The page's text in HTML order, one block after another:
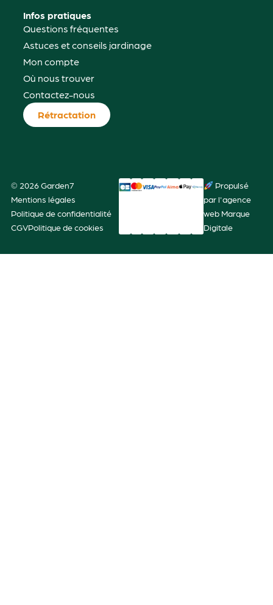
Infos pratiques
Questions fréquentes
Astuces et conseils jardinage
Mon compte
Où nous trouver
Contactez-nous
Rétractation
© 2026 Garden7
Mentions légales
Politique de confidentialité
CGVPolitique de cookies
Propulsé
par l'agence
web Marque
Digitale